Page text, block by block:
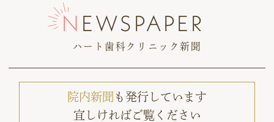
NEWSPAPER
ハート歯科クリニック新聞
院内新聞 も発行しています
宜しければご覧ください